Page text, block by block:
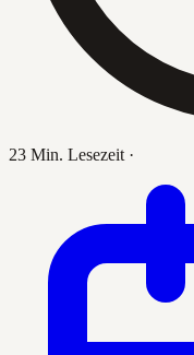
23 Min. Lesezeit ·